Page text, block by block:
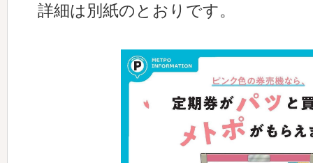
詳細は別紙のとおりです。